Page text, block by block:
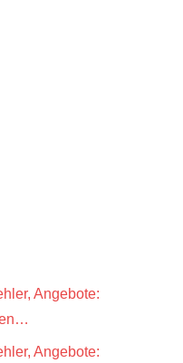
Angebote:
Angebote: